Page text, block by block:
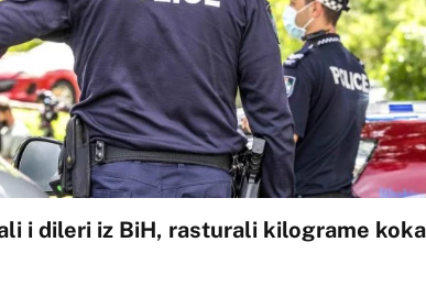
i dileri iz BiH, rasturali kilograme